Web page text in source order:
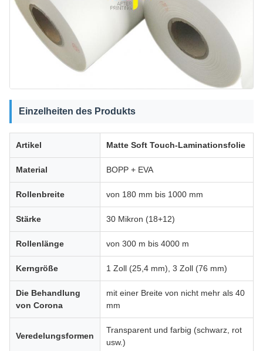
Einzelheiten des Produkts
Artikel Matte Soft Touch-Laminationsfolie
Material BOPP + EVA
Rollenbreite von 180 mm bis 1000 mm
Stärke 30 Mikron (18+12)
Rollenlänge von 300 m bis 4000 m
Kerngröße 1 Zoll (25,4 mm), 3 Zoll (76 mm)
Die Behandlung
von Corona
mit einer Breite von nicht mehr als 40
mm
Veredelungsformen
Transparent und farbig (schwarz, rot
usw.)